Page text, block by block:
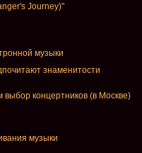
Journey)"
музыки
знаменитости
концертников (в Москве)
музыки